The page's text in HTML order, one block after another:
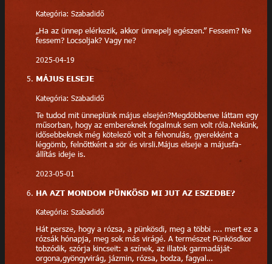
Kategória: Szabadidő
„Ha az ünnep elérkezik, akkor ünnepelj egészen.” Fessem? Ne
fessem? Locsoljak? Vagy ne?
2025-04-19
MÁJUS ELSEJE
Kategória: Szabadidő
Te tudod mit ünneplünk május elsején?Megdöbbenve láttam egy
műsorban, hogy az embereknek fogalmuk sem volt róla.Nekünk,
idősebbeknek még kötelező volt a felvonulás, gyerekként a
léggömb, felnőttként a sör és virsli.Május elseje a májusfa-
állítás ideje is.
2023-05-01
HA AZT MONDOM PÜNKÖSD MI JUT AZ ESZEDBE?
Kategória: Szabadidő
Hát persze, hogy a rózsa, a pünkösdi, meg a többi …. mert ez a
rózsák hónapja, meg sok más virágé. A természet Pünkösdkor
tobzódik, szórja kincseit: a színek, az illatok garmadáját-
orgona,gyöngyvirág, jázmin, rózsa, bodza, fagyal…